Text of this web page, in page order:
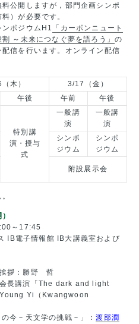
公開しますが，部門企画シンポ
）が必要です。
ンポジウムH1
「カーボンニュート
～未来につなぐ夢を語ろう」 の
信を行います。オンライン配信
木）
3/17（金）
午後 午前
午後
特別講
演・授与
式
一般講
演
一般講
演
シンポ
ジウム
シンポ
ジウム
附設展示会
～17:45
IB電子情報館 IB大講義室および
拶：勝野 哲
長講演「The dark and light
Yi（Kwangwoon
今－天文学の挑戦－」：渡部潤